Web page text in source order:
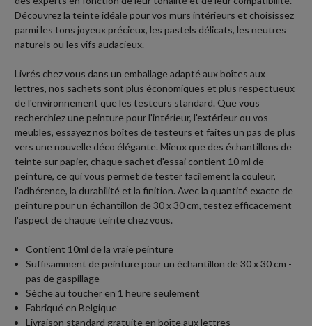
Découvrez la teinte idéale pour vos murs intérieurs et choisissez
parmi les tons joyeux précieux, les pastels délicats, les neutres
naturels ou les vifs audacieux.
Livrés chez vous dans un emballage adapté aux boîtes aux
lettres, nos sachets sont plus économiques et plus respectueux
de l'environnement que les testeurs standard. Que vous
recherchiez une peinture pour l'intérieur, l'extérieur ou vos
meubles, essayez nos boîtes de testeurs et faites un pas de plus
vers une nouvelle déco élégante. Mieux que des échantillons de
teinte sur papier, chaque sachet d'essai contient 10 ml de
peinture, ce qui vous permet de tester facilement la couleur,
l'adhérence, la durabilité et la finition. Avec la quantité exacte de
peinture pour un échantillon de 30 x 30 cm, testez efficacement
l'aspect de chaque teinte chez vous.
Contient 10ml de la vraie peinture
Suffisamment de peinture pour un échantillon de 30 x 30 cm -
pas de gaspillage
Sèche au toucher en 1 heure seulement
Fabriqué en Belgique
Livraison standard gratuite en boîte aux lettres